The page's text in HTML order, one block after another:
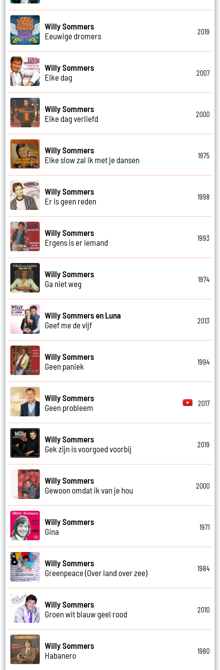
Willy Sommers
Eeuwige dromers
2019
Willy Sommers
Elke dag
2007
Willy Sommers
Elke dag verliefd
2000
Willy Sommers
Elke slow zal ik met je dansen
1975
Willy Sommers
Er is geen reden
1998
Willy Sommers
Ergens is er iemand
1993
Willy Sommers
Ga niet weg
1974
Willy Sommers en Luna
Geef me de vijf
2013
Willy Sommers
Geen paniek
1994
Willy Sommers
Geen probleem
2017
Willy Sommers
Gek zijn is voorgoed voorbij
2019
Willy Sommers
Gewoon omdat ik van je hou
2000
Willy Sommers
Gina
1971
Willy Sommers
Greenpeace (Over land over zee)
1984
Willy Sommers
Groen wit blauw geel rood
2010
Willy Sommers
Habanero
1980